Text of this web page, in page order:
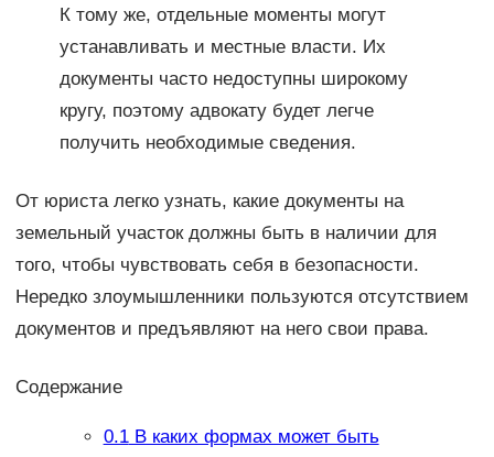
К тому же, отдельные моменты могут
устанавливать и местные власти. Их
документы часто недоступны широкому
кругу, поэтому адвокату будет легче
получить необходимые сведения.
От юриста легко узнать, какие документы на
земельный участок должны быть в наличии для
того, чтобы чувствовать себя в безопасности.
Нередко злоумышленники пользуются отсутствием
документов и предъявляют на него свои права.
Содержание
0.1В каких формах может быть